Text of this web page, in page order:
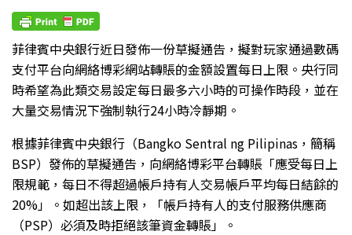
菲律賓中央銀行近日發佈一份草擬通告，擬對玩家通過數碼
支付平台向網絡博彩網站轉賬的金額設置每日上限。央行同
時希望為此類交易設定每日最多六小時的可操作時段，並在
大量交易情況下強制執行24小時冷靜期。
根據菲律賓中央銀行（Bangko Sentral ng Pilipinas，簡稱
BSP）發佈的草擬通告，向網絡博彩平台轉賬「應受每日上
限規範，每日不得超過帳戶持有人交易帳戶平均每日結餘的
20%」。如超出該上限，「帳戶持有人的支付服務供應商
（PSP）必須及時拒絕該筆資金轉賬」。